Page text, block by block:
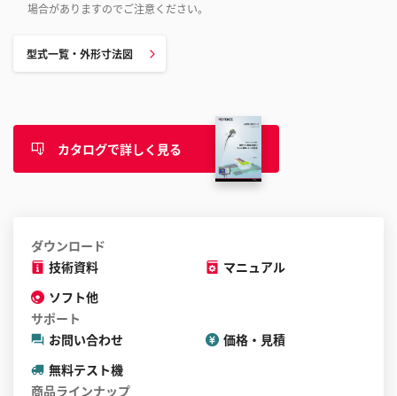
場合がありますのでご注意ください。
型式一覧・外形寸法図
カタログで詳しく見る
ダウンロード
技術資料
マニュアル
ソフト他
サポート
お問い合わせ
価格・見積
無料テスト機
商品ラインナップ